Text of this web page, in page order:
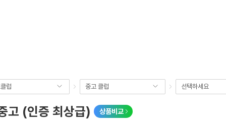
럽 중고 클럽 선택하세요
고 (인증 최상급) 상품비교